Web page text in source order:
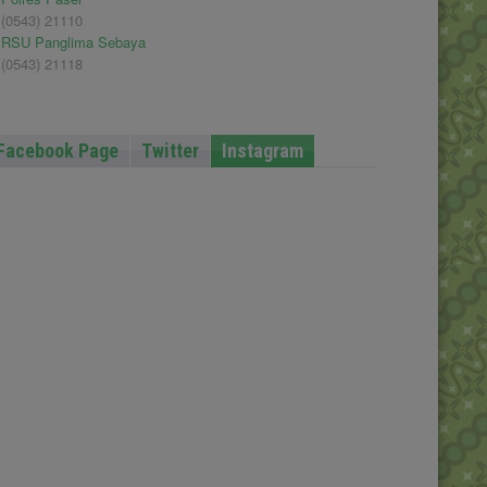
(0543) 21110
RSU Panglima Sebaya
(0543) 21118
Page Twitter Instagram